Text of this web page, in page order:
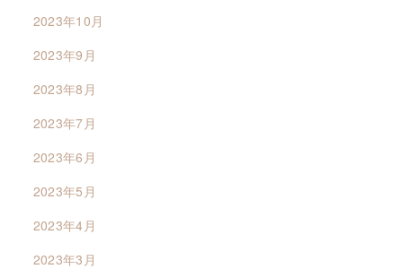
2023年10月
2023年9月
2023年8月
2023年7月
2023年6月
2023年5月
2023年4月
2023年3月